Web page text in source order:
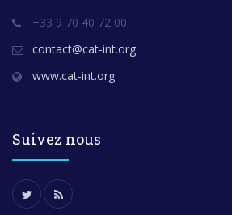
+33 9 70 40 72 00
contact@cat-int.org
www.cat-int.org
Suivez nous